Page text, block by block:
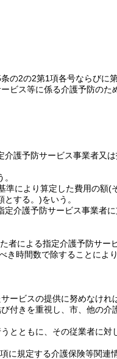
の2の2第1項各号ならびに
ビス等に係る介護予防のた
護予防サービス事業者又
準により算定した費用の額(
とする。)をいう。
介護予防サービス事業者
による指定介護予防サービ
時間数で除することによ
ービスの提供に努めなけれ
付きを重視し、市、他の介
とともに、その従業者に対
に規定する介護保険等関連